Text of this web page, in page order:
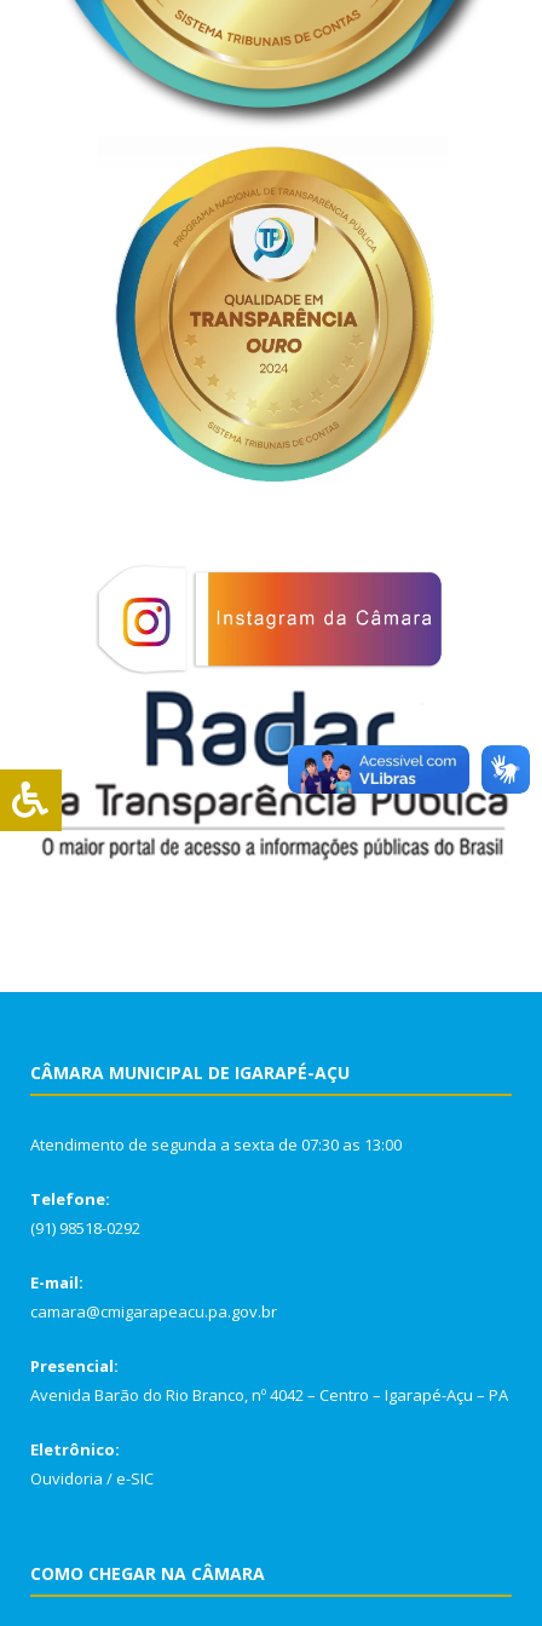
CÂMARA MUNICIPAL DE IGARAPÉ-AÇU
Atendimento de segunda a sexta de 07:30 as 13:00
Telefone:
(91) 98518-0292
E-mail:
camara@cmigarapeacu.pa.gov.br
Presencial:
Avenida Barão do Rio Branco, nº 4042 – Centro – Igarapé-Açu – PA
Eletrônico:
Ouvidoria /e-SIC
COMO CHEGAR NA CÂMARA